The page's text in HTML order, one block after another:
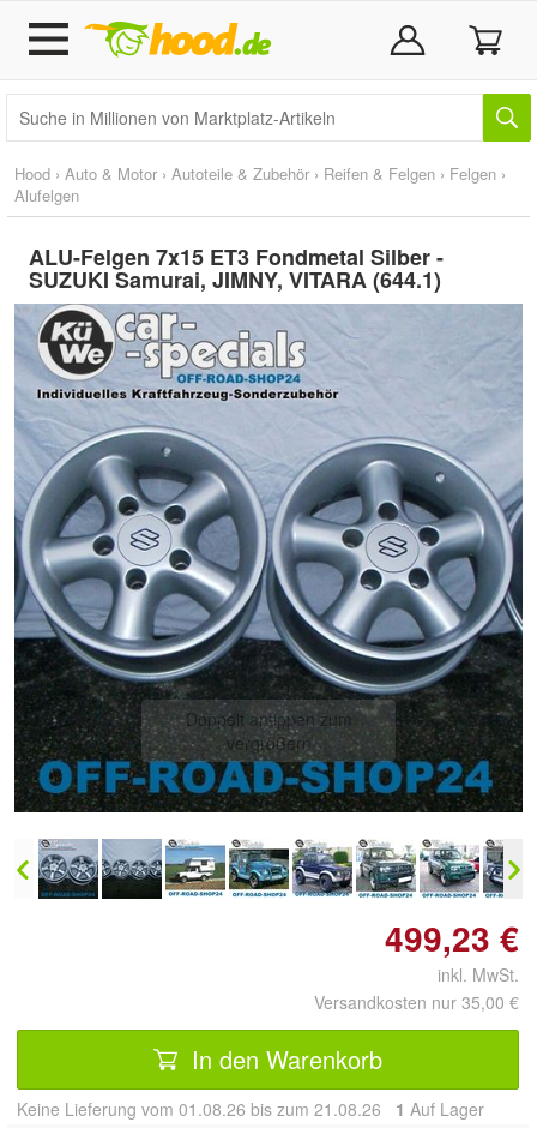
Hood › Auto & Motor › Autoteile & Zubehör › Reifen & Felgen › Felgen ›
Alufelgen
ALU-Felgen 7x15 ET3 Fondmetal Silber -
SUZUKI Samurai, JIMNY, VITARA (644.1)
Doppelt antippen zum
vergrößern
499,23 €
inkl. MwSt.
Versandkosten nur 35,00 €
In den Warenkorb
Keine Lieferung vom 01.08.26 bis zum 21.08.26 1 Auf Lager